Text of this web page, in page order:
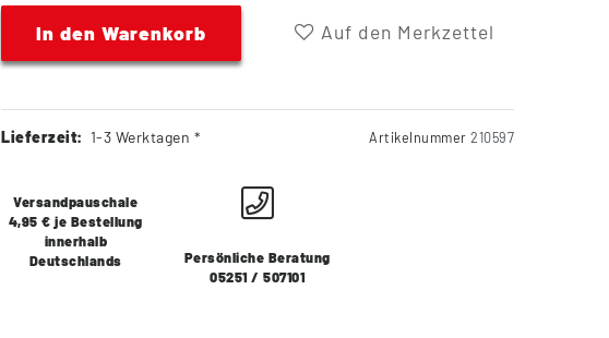
In den Warenkorb Auf den Merkzettel
Lieferzeit: 1-3 Werktagen * Artikelnummer 210597
Versandpauschale
4,95 € je Bestellung
innerhalb
Deutschlands
Persönliche Beratung
05251 / 507101